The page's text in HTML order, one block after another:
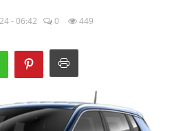
- 06:42 0 449